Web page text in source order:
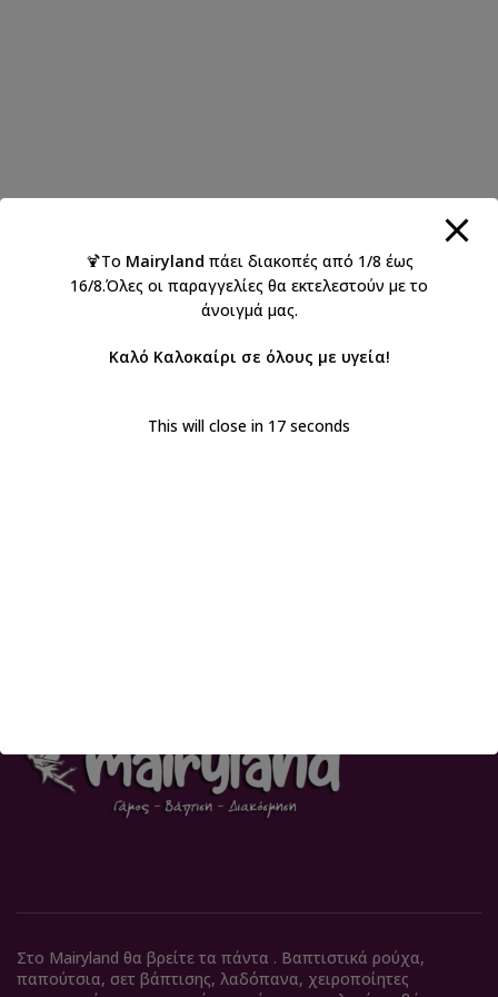
Στο Mairyland θα βρείτε τα πάντα . Βαπτιστικά ρούχα,
παπούτσια, σετ βάπτισης, λαδόπανα, χειροποίητες
🍹Το Mairyland πάει διακοπές από 1/8 έως
16/8.Όλες οι παραγγελίες θα εκτελεστούν με το
άνοιγμά μας.
Καλό Καλοκαίρι σε όλους με υγεία!
This will close in 17 seconds